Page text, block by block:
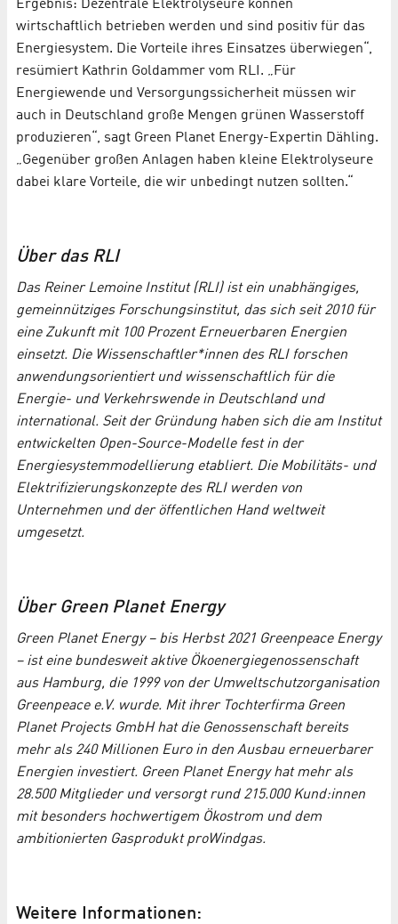
Ergebnis: Dezentrale Elektrolyseure können
wirtschaftlich betrieben werden und sind positiv für das
Energiesystem. Die Vorteile ihres Einsatzes überwiegen“,
resümiert Kathrin Goldammer vom RLI. „Für
Energiewende und Versorgungssicherheit müssen wir
auch in Deutschland große Mengen grünen Wasserstoff
produzieren“, sagt Green Planet Energy-Expertin Dähling.
„Gegenüber großen Anlagen haben kleine Elektrolyseure
dabei klare Vorteile, die wir unbedingt nutzen sollten.“
Über das RLI
Das Reiner Lemoine Institut (RLI) ist ein unabhängiges,
gemeinnütziges Forschungsinstitut, das sich seit 2010 für
eine Zukunft mit 100 Prozent Erneuerbaren Energien
einsetzt. Die Wissenschaftler*innen des RLI forschen
anwendungsorientiert und wissenschaftlich für die
Energie- und Verkehrswende in Deutschland und
international. Seit der Gründung haben sich die am Institut
entwickelten Open-Source-Modelle fest in der
Energiesystemmodellierung etabliert. Die Mobilitäts- und
Elektrifizierungskonzepte des RLI werden von
Unternehmen und der öffentlichen Hand weltweit
umgesetzt.
Über Green Planet Energy
Green Planet Energy – bis Herbst 2021 Greenpeace Energy
– ist eine bundesweit aktive Ökoenergiegenossenschaft
aus Hamburg, die 1999 von der Umweltschutzorganisation
Greenpeace e.V. wurde. Mit ihrer Tochterfirma Green
Planet Projects GmbH hat die Genossenschaft bereits
mehr als 240 Millionen Euro in den Ausbau erneuerbarer
Energien investiert. Green Planet Energy hat mehr als
28.500 Mitglieder und versorgt rund 215.000 Kund:innen
mit besonders hochwertigem Ökostrom und dem
ambitionierten Gasprodukt proWindgas.
Weitere Informationen: